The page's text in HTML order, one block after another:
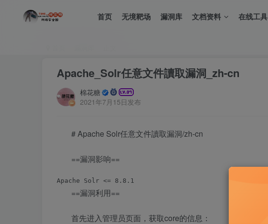
首页 无境靶场 漏洞库 文档资料 在线工具
Apache_Solr任意文件讀取漏洞_zh-cn
棉花糖
2021年7月15日发布
# Apache Solr任意文件讀取漏洞/zh-cn
==漏洞影响==
==漏洞利用==
首先进入管理员页面，获取core的信息：